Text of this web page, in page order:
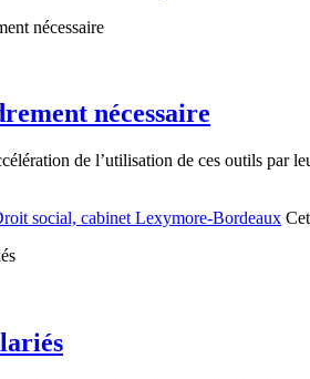
nécessaire
de l’utilisation de ces outils par
social, cabinet Lexymore-Bordeaux